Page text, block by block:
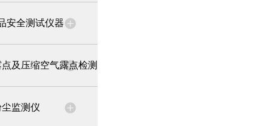
安全测试仪器
及压缩空气露点检测
监测仪